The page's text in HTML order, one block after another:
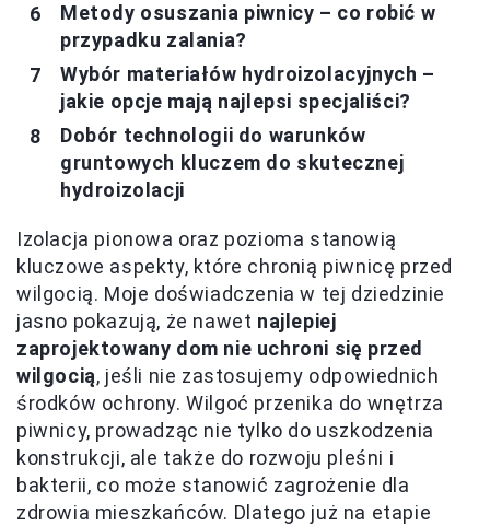
Metody osuszania piwnicy – co robić w
przypadku zalania?
Wybór materiałów hydroizolacyjnych –
jakie opcje mają najlepsi specjaliści?
Dobór technologii do warunków
gruntowych kluczem do skutecznej
hydroizolacji
Izolacja pionowa oraz pozioma stanowią
kluczowe aspekty, które chronią piwnicę przed
wilgocią. Moje doświadczenia w tej dziedzinie
jasno pokazują, że nawet najlepiej
zaprojektowany dom nie uchroni się przed
wilgocią, jeśli nie zastosujemy odpowiednich
środków ochrony. Wilgoć przenika do wnętrza
piwnicy, prowadząc nie tylko do uszkodzenia
konstrukcji, ale także do rozwoju pleśni i
bakterii, co może stanowić zagrożenie dla
zdrowia mieszkańców. Dlatego już na etapie